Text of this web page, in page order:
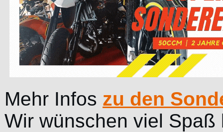
Mehr Infos zu den
Wir wünschen viel